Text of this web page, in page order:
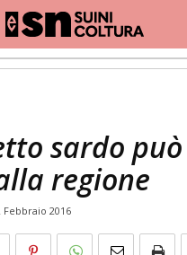
sardo può
regione
Febbraio 2016